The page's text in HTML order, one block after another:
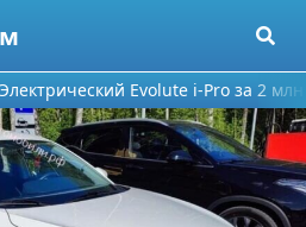
Электрический Evolute i-Pro за 2